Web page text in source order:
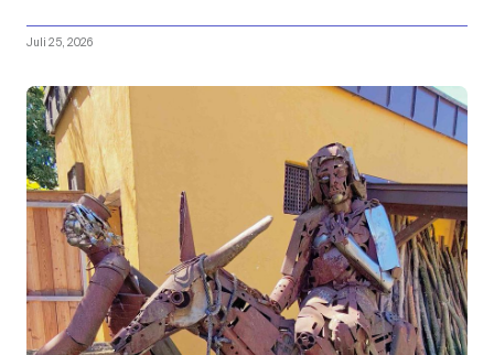
Juli 25, 2026